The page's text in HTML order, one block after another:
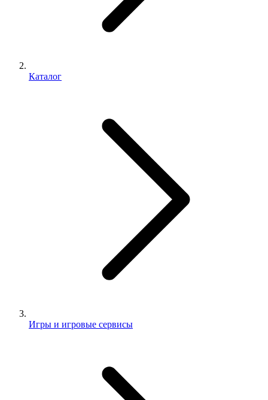
Каталог
Игры и игровые сервисы